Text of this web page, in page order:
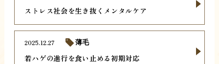
ストレス社会を生き抜くメンタルケア
若ハゲの進行を食い止める初期対応
2025.12.27 薄毛